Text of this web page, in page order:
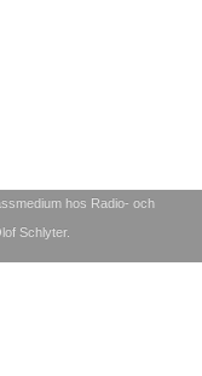
hos Radio- och
Schlyter.